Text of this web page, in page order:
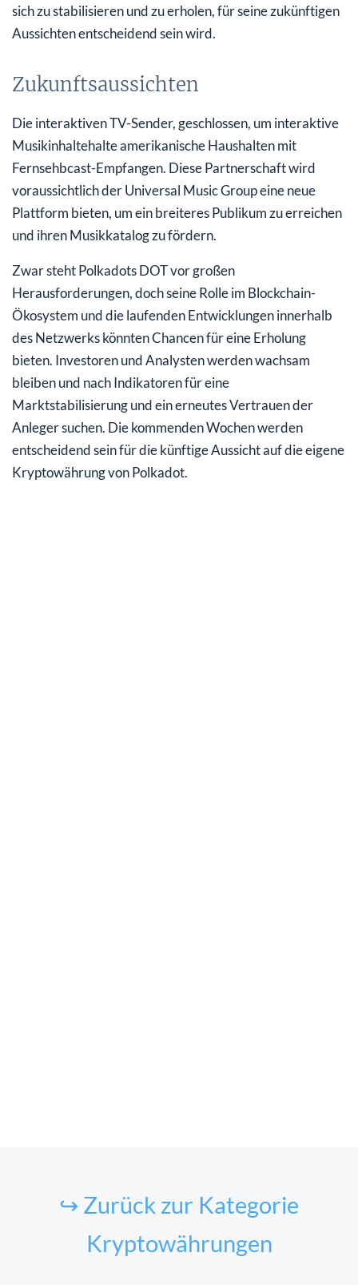
sich zu stabilisieren und zu erholen, für seine zukünftigen
Aussichten entscheidend sein wird.
Zukunftsaussichten
Die interaktiven TV-Sender, geschlossen, um interaktive
Musikinhaltehalte amerikanische Haushalten mit
Fernsehbcast-Empfangen. Diese Partnerschaft wird
voraussichtlich der Universal Music Group eine neue
Plattform bieten, um ein breiteres Publikum zu erreichen
und ihren Musikkatalog zu fördern.
Zwar steht Polkadots DOT vor großen
Herausforderungen, doch seine Rolle im Blockchain-
Ökosystem und die laufenden Entwicklungen innerhalb
des Netzwerks könnten Chancen für eine Erholung
bieten. Investoren und Analysten werden wachsam
bleiben und nach Indikatoren für eine
Marktstabilisierung und ein erneutes Vertrauen der
Anleger suchen. Die kommenden Wochen werden
entscheidend sein für die künftige Aussicht auf die eigene
Kryptowährung von Polkadot.
↪ Zurück zur Kategorie
Kryptowährungen